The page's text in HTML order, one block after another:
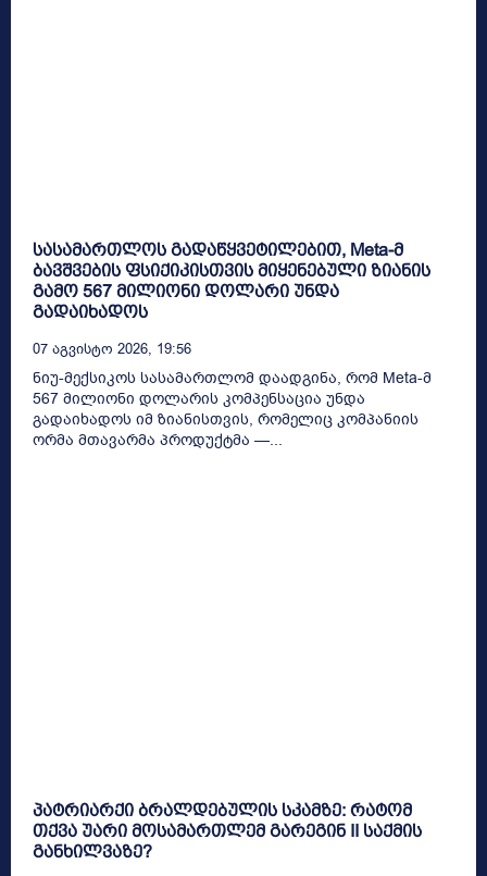
სასამართლოს გადაწყვეტილებით, Meta-მ
ბავშვების ფსიქიკისთვის მიყენებული ზიანის
გამო 567 მილიონი დოლარი უნდა
გადაიხადოს
07 Აგვისტო 2026, 19:56
ნიუ-მექსიკოს სასამართლომ დაადგინა, რომ Meta-მ
567 მილიონი დოლარის კომპენსაცია უნდა
გადაიხადოს იმ ზიანისთვის, რომელიც კომპანიის
ორმა მთავარმა პროდუქტმა —...
პატრიარქი ბრალდებულის სკამზე: რატომ
თქვა უარი მოსამართლემ გარეგინ II საქმის
განხილვაზე?